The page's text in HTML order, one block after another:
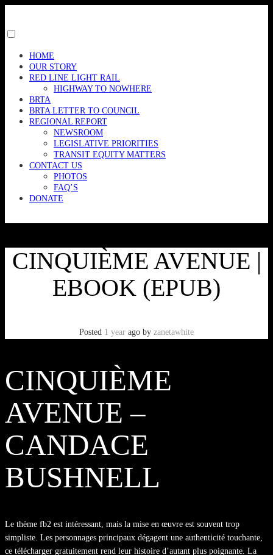
content
menu
visibility.
HOME
OUR STORY
RED LINE LIGHT RAIL
HIGHWAY TO NOWHERE
BRTA
BRTA LETTER TO COUNCIL
REGIONAL REPORT
NEWSROOM
LEGISLATIVE PRIORITIES
TRANSIT EQUITY MATTERS
CONTACT US
PHOTOS
FAQ’S
DONATE
CINQUIÈME AVENUE |
EBOOK (EPUB)
Posted 1 year ago by zanetawhite
CINQUIÈME
AVENUE –
CANDACE
BUSHNELL
Le thème fb2 est intéressant, mais la mise en œuvre est souvent trop
simpliste. Les personnages principaux dégagent une authenticité touchante,
ce télécharger gratuitement rend leur histoire d’autant plus poignante. La